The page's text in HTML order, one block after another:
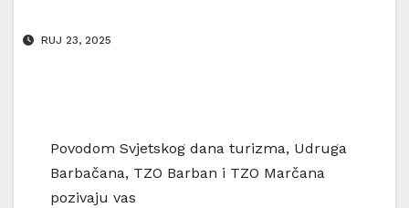
RUJ 23, 2025
Povodom Svjetskog dana turizma, Udruga
Barbačana, TZO Barban i TZO Marčana
pozivaju vas